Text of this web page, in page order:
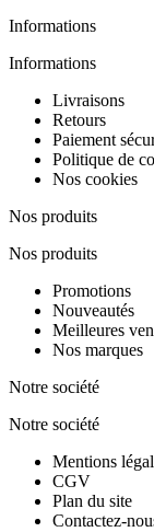
Informations
Informations
Livraisons
Retours
Paiement
Politique de
Nos cookies
Nos produits
Nos produits
Promotions
Nouveautés
Meilleures
Nos marques
Notre société
Notre société
Mentions
CGV
Plan du site
Contactez-